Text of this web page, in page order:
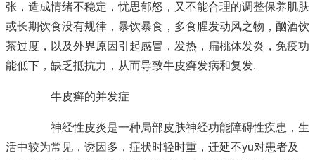
张，造成情绪不稳定，忧思郁怒，又不能合理的调整保养肌肤
或长期饮食没有规律，暴饮暴食，多食腥发动风之物，酗酒饮
茶过度，以及外界原因引起感冒，发热，扁桃体发炎，免疫功
能低下，缺乏抵抗力，从而导致牛皮癣发病和复发.
牛皮癣的并发症
神经性皮炎是一种局部皮肤神经功能障碍性疾患，生
活中较为常见，诱因多，症状时轻时重，迁延不yu对患者及